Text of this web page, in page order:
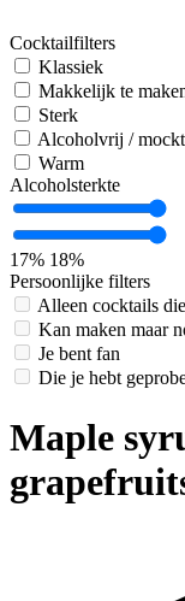
Cocktailfilters
Klassiek
Makkelijk te
Sterk
Alcoholvrij /
Warm
Alcoholsterkte
17% 18%
Persoonlijke filters
Alleen cocktails
Kan maken maar
Je bent fan
Die je hebt
Maple